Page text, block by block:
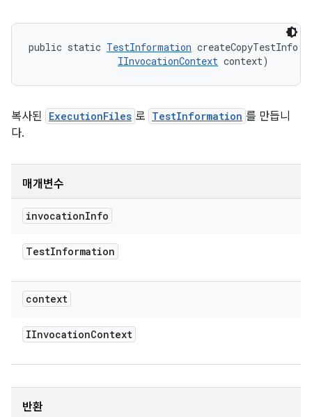
public static TestInformation createCopyTestInfo (
IInvocationContext context)
복사된 ExecutionFiles 로 TestInformation 를 만듭니
다.
매개변수
invocationInfo
TestInformation
context
IInvocationContext
반환